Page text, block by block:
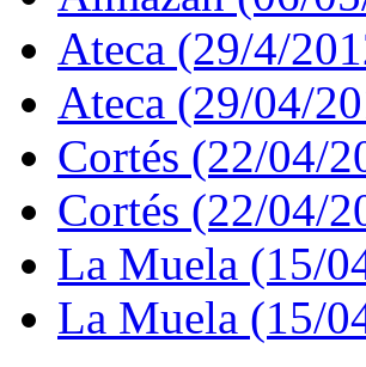
Ateca (29/4/
Ateca (29/04/
Cortés (22/04/
Cortés (22/04/
La Muela (15/
La Muela (15/